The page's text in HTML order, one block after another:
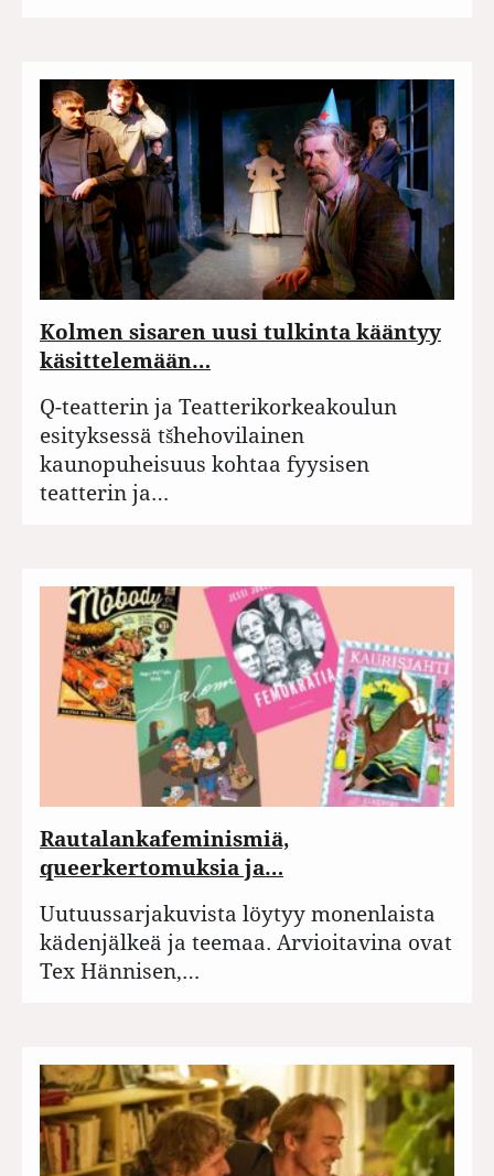
Kolmen sisaren uusi tulkinta kääntyy
käsittelemään…
Q-teatterin ja Teatterikorkeakoulun
esityksessä tšhehovilainen
kaunopuheisuus kohtaa fyysisen
teatterin ja…
Rautalankafeminismiä,
queerkertomuksia ja…
Uutuussarjakuvista löytyy monenlaista
kädenjälkeä ja teemaa. Arvioitavina ovat
Tex Hännisen,…